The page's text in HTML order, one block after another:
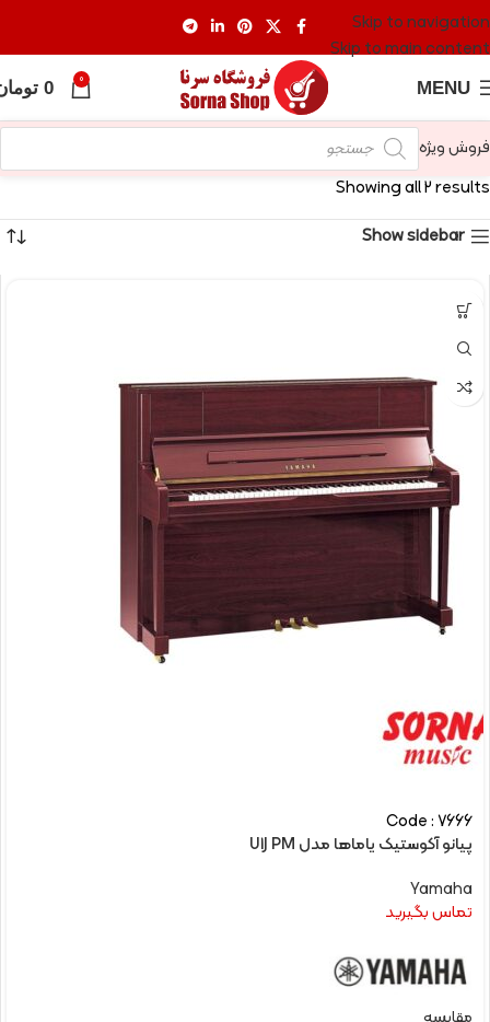
Skip to navigation
Skip to main content
MENU
0
0
فروش ویژه
Showing all 2 results
Show sidebar
Code : 7666
پیانو آکوستیک یاماها مدل U1J PM
Yamaha
تماس بگیرید